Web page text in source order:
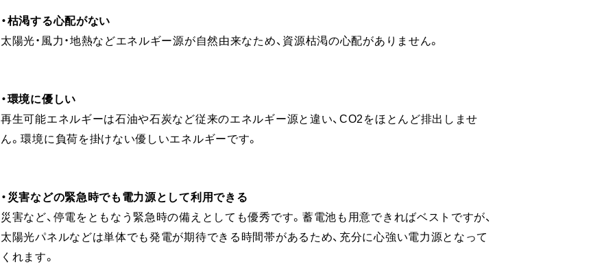
・枯渇する心配がない
太陽光・風力・地熱などエネルギー源が自然由来なため、資源枯渇の心配がありません。
・環境に優しい
再生可能エネルギーは石油や石炭など従来のエネルギー源と違い、CO2をほとんど排出しませ
ん。環境に負荷を掛けない優しいエネルギーです。
・災害などの緊急時でも電力源として利用できる
災害など、停電をともなう緊急時の備えとしても優秀です。蓄電池も用意できればベストですが、
太陽光パネルなどは単体でも発電が期待できる時間帯があるため、充分に心強い電力源となって
くれます。